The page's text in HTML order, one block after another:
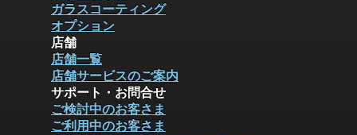
ガラスコーティング
オプション
店舗
店舗一覧
店舗サービスのご案内
サポート・お問合せ
ご検討中のお客さま
ご利用中のお客さま